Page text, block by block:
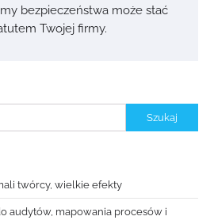
bezpieczeństwa może stać
Twojej firmy.
Szukaj
twórcy, wielkie efekty
audytów, mapowania procesów i